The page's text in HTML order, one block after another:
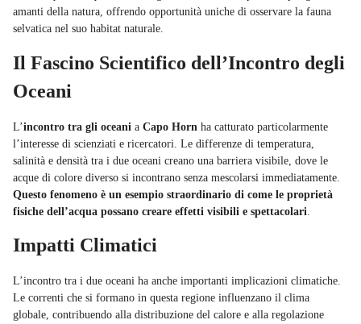
amanti della natura, offrendo opportunità uniche di osservare la fauna
selvatica nel suo habitat naturale.
Il Fascino Scientifico dell’Incontro degli
Oceani
L’incontro tra gli oceani a Capo Horn ha catturato particolarmente
l’interesse di scienziati e ricercatori. Le differenze di temperatura,
salinità e densità tra i due oceani creano una barriera visibile, dove le
acque di colore diverso si incontrano senza mescolarsi immediatamente.
Questo fenomeno è un esempio straordinario di come le proprietà
fisiche dell’acqua possano creare effetti visibili e spettacolari
Impatti Climatici
L’incontro tra i due oceani ha anche importanti implicazioni climatiche.
Le correnti che si formano in questa regione influenzano il clima
globale, contribuendo alla distribuzione del calore e alla regolazione